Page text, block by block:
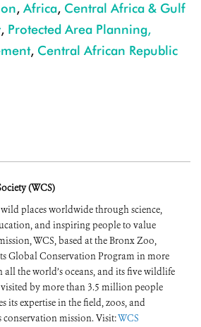
, Africa, Central Africa & Gulf
, Protected Area Planning,
, Central African Republic
(WCS)
places worldwide through science,
and inspiring people to value
WCS, based at the Bronx Zoo,
Global Conservation Program in more
the world’s oceans, and its five wildlife
by more than 3.5 million people
its expertise in the field, zoos, and
mission. Visit:WCS